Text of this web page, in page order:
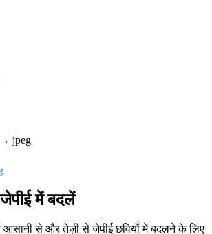
→ jpeg
में बदलें
आसानी से और तेज़ी से जेपीई छवियों में बदलने के लिए